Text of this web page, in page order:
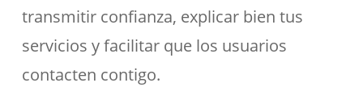
transmitir confianza, explicar bien tus
servicios y facilitar que los usuarios
contacten contigo.